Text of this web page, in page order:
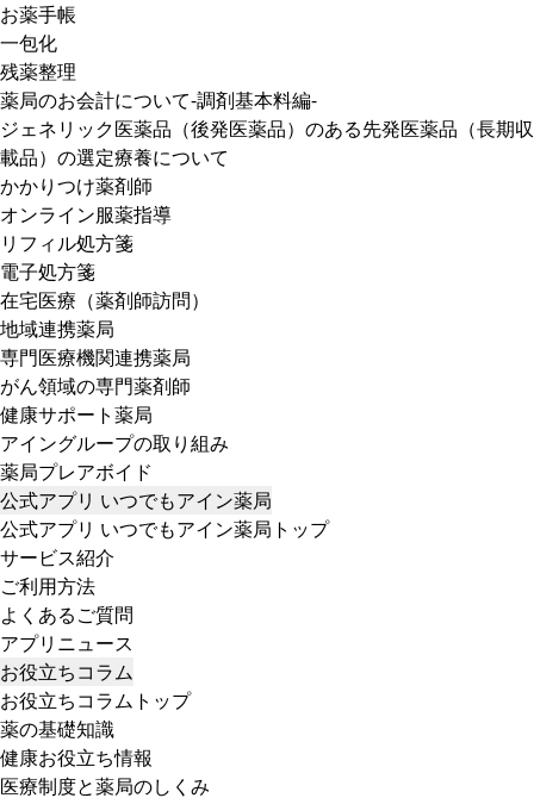
お薬手帳
一包化
残薬整理
薬局のお会計について-調剤基本料編-
ジェネリック医薬品（後発医薬品）のある先発医薬品（長期収
載品）の選定療養について
かかりつけ薬剤師
オンライン服薬指導
リフィル処方箋
電子処方箋
在宅医療（薬剤師訪問）
地域連携薬局
専門医療機関連携薬局
がん領域の専門薬剤師
健康サポート薬局
アイングループの取り組み
薬局プレアボイド
公式アプリ いつでもアイン薬局
公式アプリ いつでもアイン薬局トップ
サービス紹介
ご利用方法
よくあるご質問
アプリニュース
お役立ちコラム
お役立ちコラムトップ
薬の基礎知識
健康お役立ち情報
医療制度と薬局のしくみ